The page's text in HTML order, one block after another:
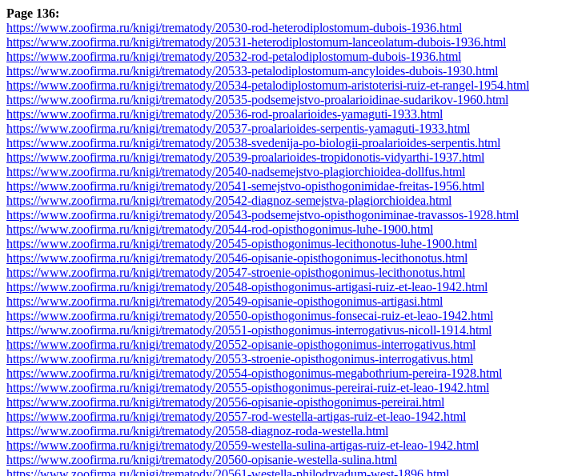
Page 136:
https://www.zoofirma.ru/knigi/trematody/20530-rod-heterodiplostomum-dubois-1936.html
https://www.zoofirma.ru/knigi/trematody/20531-heterodiplostomum-lanceolatum-dubois-1936.html
https://www.zoofirma.ru/knigi/trematody/20532-rod-petalodiplostomum-dubois-1936.html
https://www.zoofirma.ru/knigi/trematody/20533-petalodiplostomum-ancyloides-dubois-1930.html
https://www.zoofirma.ru/knigi/trematody/20534-petalodiplostomum-aristoterisi-ruiz-et-rangel-1954.html
https://www.zoofirma.ru/knigi/trematody/20535-podsemejstvo-proalarioidinae-sudarikov-1960.html
https://www.zoofirma.ru/knigi/trematody/20536-rod-proalarioides-yamaguti-1933.html
https://www.zoofirma.ru/knigi/trematody/20537-proalarioides-serpentis-yamaguti-1933.html
https://www.zoofirma.ru/knigi/trematody/20538-svedenija-po-biologii-proalarioides-serpentis.html
https://www.zoofirma.ru/knigi/trematody/20539-proalarioides-tropidonotis-vidyarthi-1937.html
https://www.zoofirma.ru/knigi/trematody/20540-nadsemejstvo-plagiorchioidea-dollfus.html
https://www.zoofirma.ru/knigi/trematody/20541-semejstvo-opisthogonimidae-freitas-1956.html
https://www.zoofirma.ru/knigi/trematody/20542-diagnoz-semejstva-plagiorchioidea.html
https://www.zoofirma.ru/knigi/trematody/20543-podsemejstvo-opisthogoniminae-travassos-1928.html
https://www.zoofirma.ru/knigi/trematody/20544-rod-opisthogonimus-luhe-1900.html
https://www.zoofirma.ru/knigi/trematody/20545-opisthogonimus-lecithonotus-luhe-1900.html
https://www.zoofirma.ru/knigi/trematody/20546-opisanie-opisthogonimus-lecithonotus.html
https://www.zoofirma.ru/knigi/trematody/20547-stroenie-opisthogonimus-lecithonotus.html
https://www.zoofirma.ru/knigi/trematody/20548-opisthogonimus-artigasi-ruiz-et-leao-1942.html
https://www.zoofirma.ru/knigi/trematody/20549-opisanie-opisthogonimus-artigasi.html
https://www.zoofirma.ru/knigi/trematody/20550-opisthogonimus-fonsecai-ruiz-et-leao-1942.html
https://www.zoofirma.ru/knigi/trematody/20551-opisthogonimus-interrogativus-nicoll-1914.html
https://www.zoofirma.ru/knigi/trematody/20552-opisanie-opisthogonimus-interrogativus.html
https://www.zoofirma.ru/knigi/trematody/20553-stroenie-opisthogonimus-interrogativus.html
https://www.zoofirma.ru/knigi/trematody/20554-opisthogonimus-megabothrium-pereira-1928.html
https://www.zoofirma.ru/knigi/trematody/20555-opisthogonimus-pereirai-ruiz-et-leao-1942.html
https://www.zoofirma.ru/knigi/trematody/20556-opisanie-opisthogonimus-pereirai.html
https://www.zoofirma.ru/knigi/trematody/20557-rod-westella-artigas-ruiz-et-leao-1942.html
https://www.zoofirma.ru/knigi/trematody/20558-diagnoz-roda-westella.html
https://www.zoofirma.ru/knigi/trematody/20559-westella-sulina-artigas-ruiz-et-leao-1942.html
https://www.zoofirma.ru/knigi/trematody/20560-opisanie-westella-sulina.html